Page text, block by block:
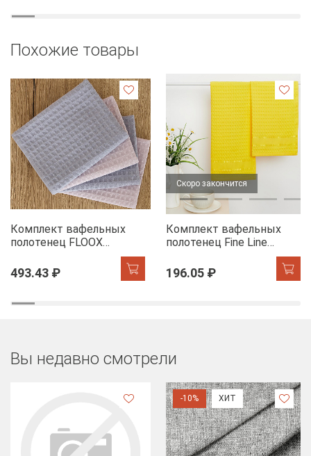
Похожие товары
Комплект вафельных
полотенец FLOOX
голубой/сирень
493.43 ₽
Скоро закончится
Комплект вафельных
полотенец Fine Line
хангере
196.05 ₽
Вы недавно смотрели
-10% ХИТ